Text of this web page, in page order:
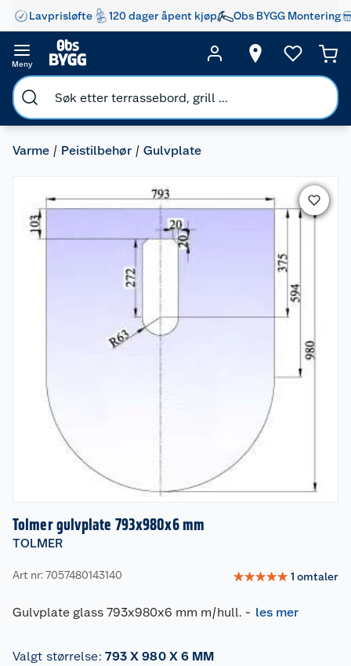
Lavprisløfte 120 dager åpent kjøp Obs BYGG Montering
Meny
Varme Peistilbehør Gulvplate
Tolmer gulvplate 793x980x6 mm
TOLMER
Art nr: 7057480143140 ☆☆☆☆☆ 1 omtaler
Gulvplate glass 793x980x6 mm m/hull. - les mer
Valgt størrelse: 793 X 980 X 6 MM